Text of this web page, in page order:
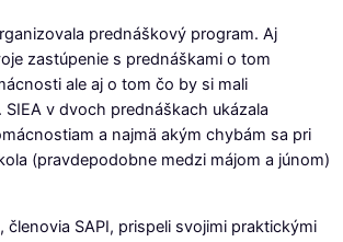
prednáškový program. Aj
zastúpenie s prednáškami o tom
ale aj o tom čo by si mali
v dvoch prednáškach ukázala
a najmä akým chybám sa pri
(pravdepodobne medzi májom a júnom)
členovia SAPI, prispeli svojimi praktickými